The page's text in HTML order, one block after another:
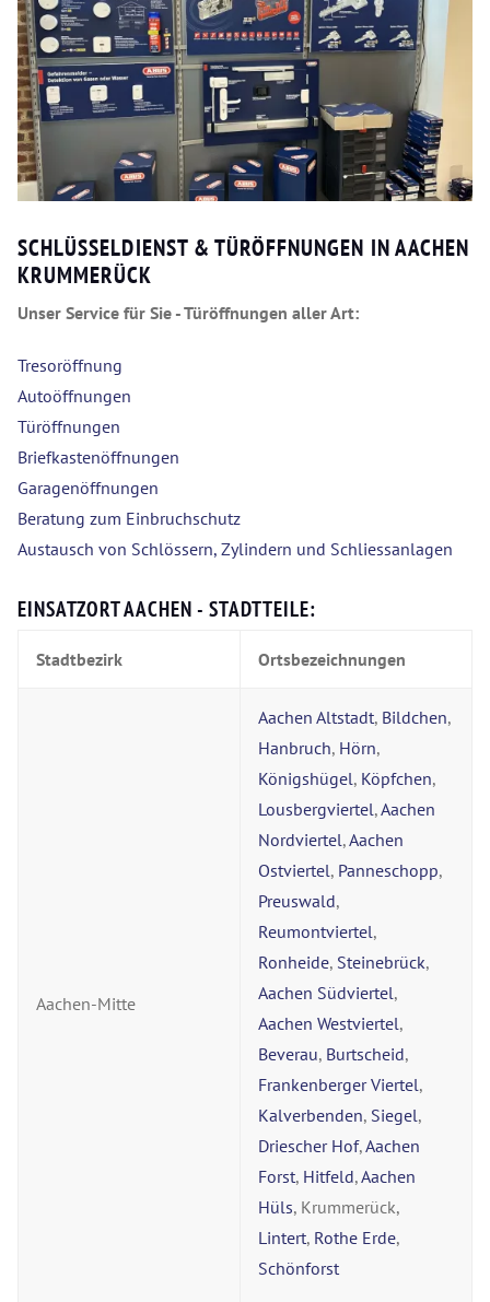
SCHLÜSSELDIENST & TÜRÖFFNUNGEN IN AACHEN
KRUMMERÜCK
Unser Service für Sie - Türöffnungen aller Art:
Tresoröffnung
Autoöffnungen
Türöffnungen
Briefkastenöffnungen
Garagenöffnungen
Beratung zum Einbruchschutz
Austausch von Schlössern, Zylindern und Schliessanlagen
EINSATZORT AACHEN - STADTTEILE:
Stadtbezirk Ortsbezeichnungen
Aachen-Mitte
Aachen Altstadt, Bildchen,
Hanbruch, Hörn,
Königshügel, Köpfchen,
Lousbergviertel,Aachen
Nordviertel,Aachen
Ostviertel, Panneschopp,
Preuswald,
Reumontviertel,
Ronheide, Steinebrück,
Aachen Südviertel,
Aachen Westviertel,
Beverau, Burtscheid,
Frankenberger Viertel,
Kalverbenden, Siegel,
Driescher Hof,Aachen
Forst, Hitfeld,Aachen
Hüls, Krummerück,
Lintert, Rothe Erde,
Schönforst